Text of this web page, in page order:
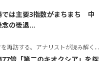
では主要3指数がまちまち 中
の後退...
訪する。アナリストが読み解くテーマの本質